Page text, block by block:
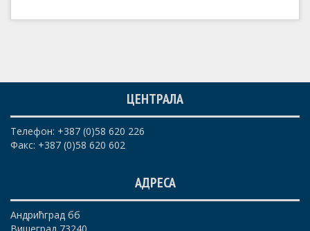
ЦЕНТРАЛА
Телефон: +387 (0)58 620 226
Факс: +387 (0)58 620 602
АДРЕСА
Андрићград бб